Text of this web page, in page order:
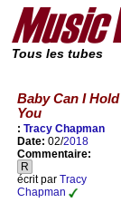
Tous les tubes
Baby Can I Hold
You
: Tracy Chapman
Date: 02/2018
Commentaire:
R
écrit par Tracy
Chapman